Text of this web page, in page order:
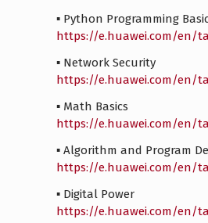
▪️ Python Programming
https://e.huawei.com/en/
▪️ Network Security
https://e.huawei.com/en/
▪️ Math Basics
https://e.huawei.com/en/
▪️ Algorithm and Program
https://e.huawei.com/en/
▪️ Digital Power
https://e.huawei.com/en/